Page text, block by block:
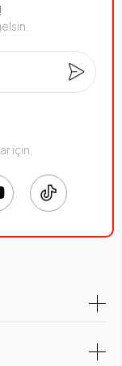
– Renkleri ve
ve duyular
mı sarı mı?” diye
için,